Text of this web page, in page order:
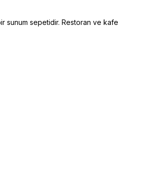
sunum sepetidir. Restoran ve kafe